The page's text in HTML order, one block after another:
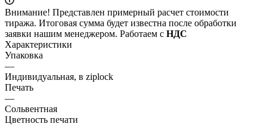
Внимание! Представлен примерный расчет стоимости
тиража. Итоговая сумма будет известна после обработки
заявки нашим менеджером. Работаем с НДС
Характеристики
Упаковка
—
Индивидуальная, в ziplock
Печать
—
Сольвентная
Цветность печати